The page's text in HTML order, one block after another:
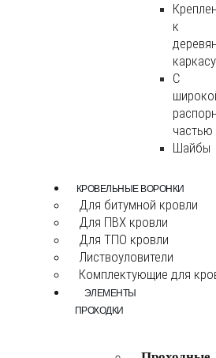
к
каркасу
С
частью
Шайбы
КРОВЕЛЬНЫЕ ВОРОНКИ
Для битумной кровли
Для ПВХ кровли
Для ТПО кровли
Листвоуловители
Комплектующие для
ЭЛЕМЕНТЫ
ПРОХОДКИ